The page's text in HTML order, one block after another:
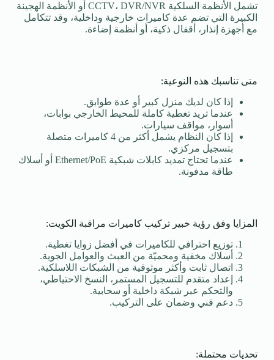
تشمل الأنظمة السلكية CCTV، DVR/NVR أو الأنظمة الهجينة
الكبيرة التي تضم عدة كاميرات خارجية وداخلية، وقد تتكامل
مع أجهزة إنذار، أقفال ذكية، أو أنظمة إضاءة.
متى تناسبك هذه النوعية:
إذا كان لديك منزل كبير أو عدة طوابق.
عندما تريد تغطية كاملة للمحيط الخارجي بوابات،
أسوار، مواقف سيارات.
إذا كان النظام يشمل أكثر من 4 كاميرات متصلة
بتسجيل مركزي.
عندما تحتاج تمديد كابلات شبكية Ethernet/PoE أو أسلاك
طاقة مدفونة.
المزايا وفق رؤية خبير تركيب كاميرات مراقبة الكويت:
توزيع احترافي للكاميرات في أفضل زوايا تغطية.
أسلاك مخفية ومحميّة من العبث والعوامل الجوية.
اتصال ثابت وأكثر موثوقية من الشبكات اللاسلكية.
إعداد متقدم للتسجيل المستمر، النسخ الاحتياطي،
والتحكم عبر شبكة داخلية أو سحابية.
دعم فني وضمان على التركيب.
تحديات محتملة: